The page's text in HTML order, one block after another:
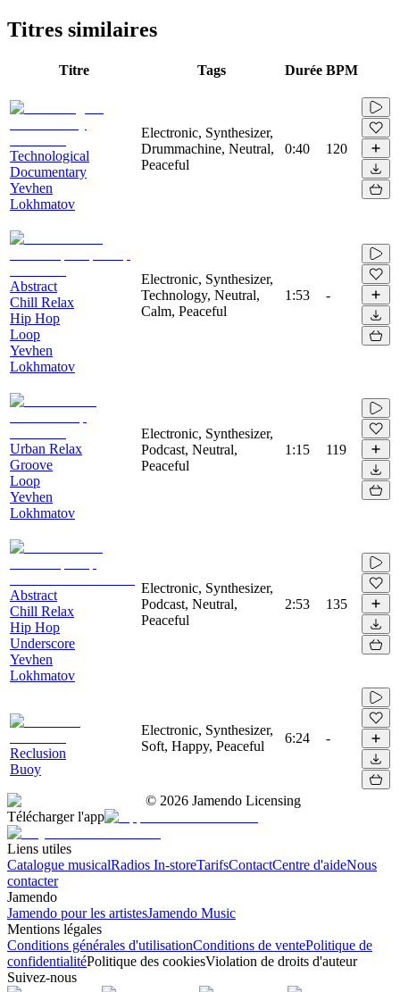
Titres similaires
Titre Tags Durée BPM
Technological
Documentary
Yevhen
Lokhmatov
Electronic, Synthesizer,
Drummachine, Neutral,
Peaceful
0:40 120
Abstract
Chill Relax
Hip Hop
Loop
Yevhen
Lokhmatov
Electronic, Synthesizer,
Technology, Neutral,
Calm, Peaceful
1:53 -
Urban Relax
Groove
Loop
Yevhen
Lokhmatov
Electronic, Synthesizer,
Podcast, Neutral,
Peaceful
1:15 119
Abstract
Chill Relax
Hip Hop
Underscore
Yevhen
Lokhmatov
Electronic, Synthesizer,
Podcast, Neutral,
Peaceful
2:53 135
Reclusion
Buoy
Electronic, Synthesizer,
Soft, Happy, Peaceful
6:24 -
© 2026 Jamendo Licensing
Télécharger l'app
Liens utiles
Catalogue musicalRadios In-storeTarifsContactCentre d'aideNous
contacter
Jamendo
Jamendo pour les artistesJamendo Music
Mentions légales
Conditions générales d'utilisationConditions de ventePolitique de
confidentialitéPolitique des cookiesViolation de droits d'auteur
Suivez-nous